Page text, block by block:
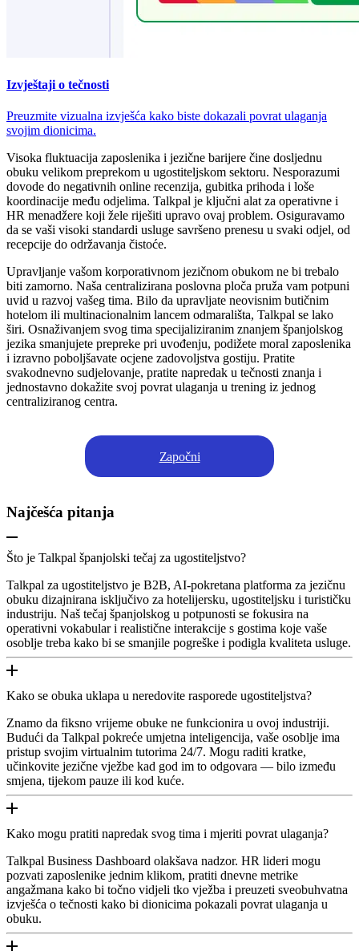
Izvještaji o tečnosti
Preuzmite vizualna izvješća kako biste dokazali povrat ulaganja
svojim dionicima.
Visoka fluktuacija zaposlenika i jezične barijere čine dosljednu
obuku velikom preprekom u ugostiteljskom sektoru. Nesporazumi
dovode do negativnih online recenzija, gubitka prihoda i loše
koordinacije među odjelima. Talkpal je ključni alat za operativne i
HR menadžere koji žele riješiti upravo ovaj problem. Osiguravamo
da se vaši visoki standardi usluge savršeno prenesu u svaki odjel, od
recepcije do održavanja čistoće.
Upravljanje vašom korporativnom jezičnom obukom ne bi trebalo
biti zamorno. Naša centralizirana poslovna ploča pruža vam potpuni
uvid u razvoj vašeg tima. Bilo da upravljate neovisnim butičnim
hotelom ili multinacionalnim lancem odmarališta, Talkpal se lako
širi. Osnaživanjem svog tima specijaliziranim znanjem španjolskog
jezika smanjujete prepreke pri uvođenju, podižete moral zaposlenika
i izravno poboljšavate ocjene zadovoljstva gostiju. Pratite
svakodnevno sudjelovanje, pratite napredak u tečnosti znanja i
jednostavno dokažite svoj povrat ulaganja u trening iz jednog
centraliziranog centra.
Započni
Najčešća pitanja
Što je Talkpal španjolski tečaj za ugostiteljstvo?
Talkpal za ugostiteljstvo je B2B, AI-pokretana platforma za jezičnu
obuku dizajnirana isključivo za hotelijersku, ugostiteljsku i turističku
industriju. Naš tečaj španjolskog u potpunosti se fokusira na
operativni vokabular i realistične interakcije s gostima koje vaše
osoblje treba kako bi se smanjile pogreške i podigla kvaliteta usluge.
Kako se obuka uklapa u neredovite rasporede ugostiteljstva?
Znamo da fiksno vrijeme obuke ne funkcionira u ovoj industriji.
Budući da Talkpal pokreće umjetna inteligencija, vaše osoblje ima
pristup svojim virtualnim tutorima 24/7. Mogu raditi kratke,
učinkovite jezične vježbe kad god im to odgovara — bilo između
smjena, tijekom pauze ili kod kuće.
Kako mogu pratiti napredak svog tima i mjeriti povrat ulaganja?
Talkpal Business Dashboard olakšava nadzor. HR lideri mogu
pozvati zaposlenike jednim klikom, pratiti dnevne metrike
angažmana kako bi točno vidjeli tko vježba i preuzeti sveobuhvatna
izvješća o tečnosti kako bi dionicima pokazali povrat ulaganja u
obuku.